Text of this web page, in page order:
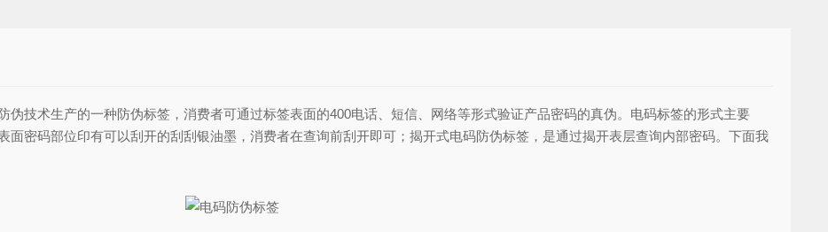
伪技术生产的一种防伪标签，消费者可通过标签表面的400电话、短信、网络等形式验证产品密码的真伪。电码标签的形式主要
面密码部位印有可以刮开的刮刮银油墨，消费者在查询前刮开即可；揭开式电码防伪标签，是通过揭开表层查询内部密码。下面我